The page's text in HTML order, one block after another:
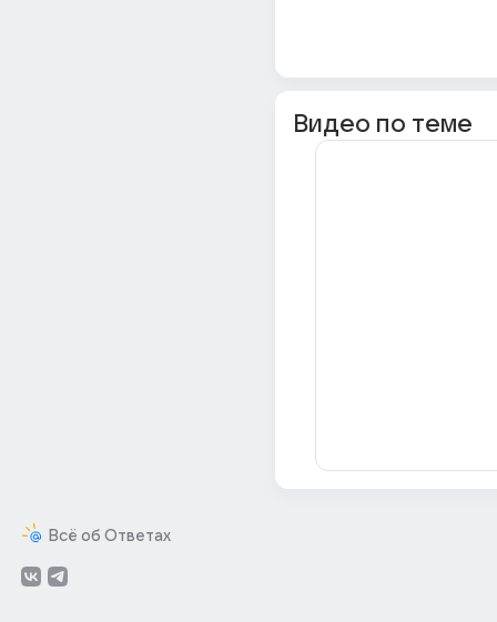
Всё об Ответах
Видео по теме